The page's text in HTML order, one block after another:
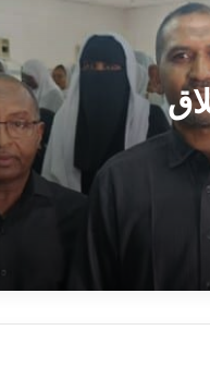
والإعلام
الإعلامية
وزير الرعاية
السلمي
السودان الجديد”
تخريج دورة
ود مدني : سلمى
وزير التخطيط